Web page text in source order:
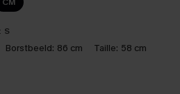
S
Borstbeeld: 86 cm Taille: 58 cm